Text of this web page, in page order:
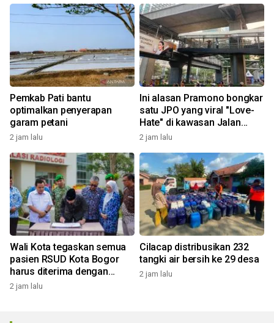
Pemkab Pati bantu
optimalkan penyerapan
garam petani
2 jam lalu
Ini alasan Pramono bongkar
satu JPO yang viral "Love-
Hate" di kawasan Jalan
Rasuna Said
2 jam lalu
Wali Kota tegaskan semua
pasien RSUD Kota Bogor
harus diterima dengan
profesional
2 jam lalu
Cilacap distribusikan 232
tangki air bersih ke 29 desa
2 jam lalu